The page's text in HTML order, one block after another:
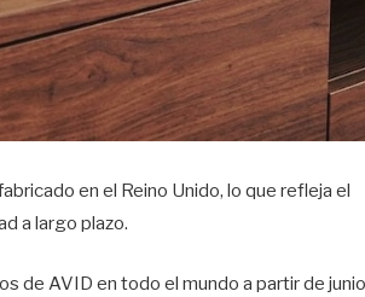
en el Reino Unido, lo que refleja el
a largo plazo.
de AVID en todo el mundo a partir de